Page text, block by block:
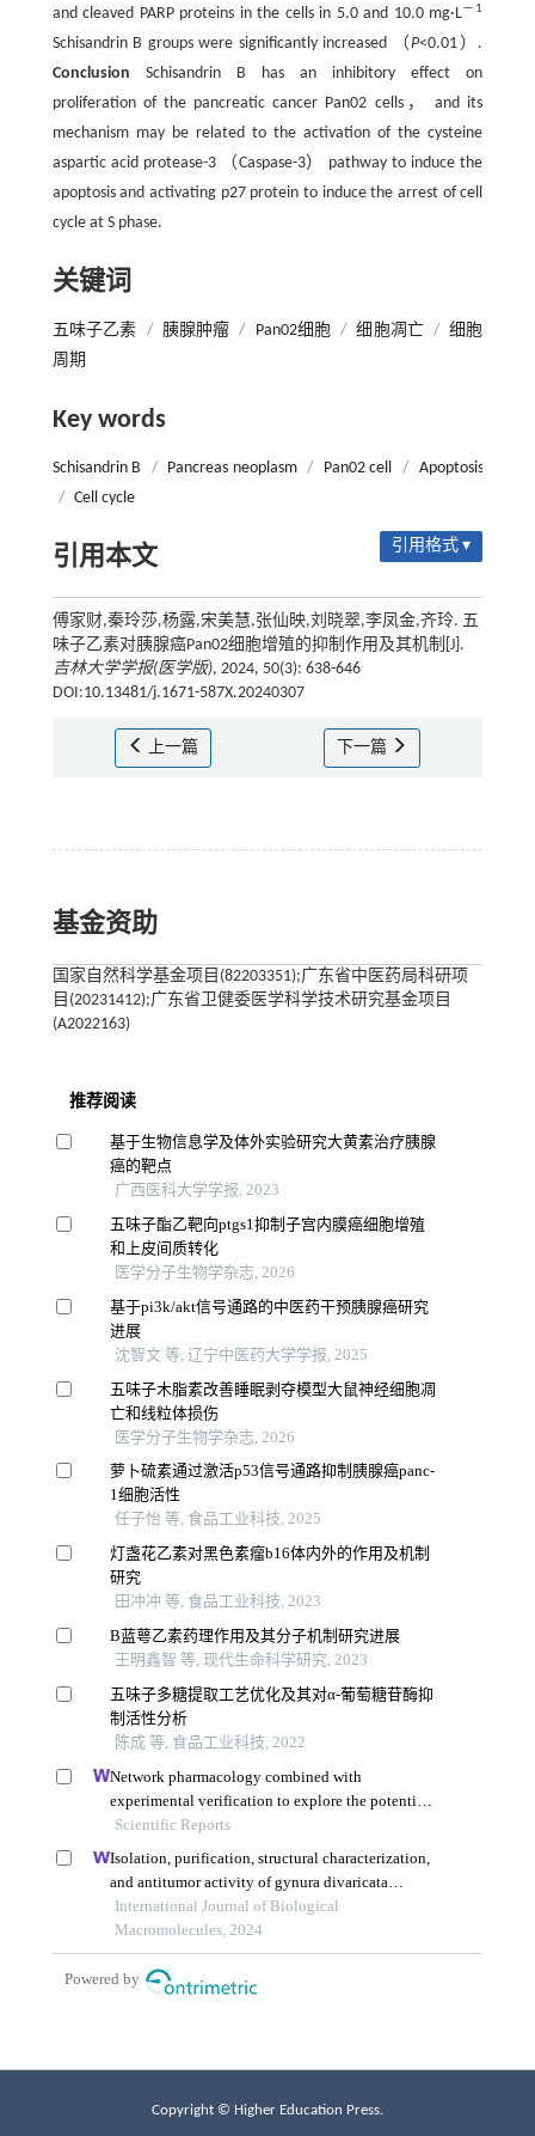
and cleaved PARP proteins in the cells in 5.0 and 10.0 mg·L－1
Schisandrin B groups were significantly increased （P<0.01）.
Conclusion Schisandrin B has an inhibitory effect on
proliferation of the pancreatic cancer Pan02 cells， and its
mechanism may be related to the activation of the cysteine
aspartic acid protease-3 （Caspase-3） pathway to induce the
apoptosis and activating p27 protein to induce the arrest of cell
cycle at S phase.
关键词
五味子乙素 / 胰腺肿瘤 / Pan02细胞 / 细胞凋亡 / 细胞
周期
Key words
Schisandrin B / Pancreas neoplasm / Pan02 cell /
Apoptosis
/ Cell cycle
引用本文 引用格式 ▾
傅家财,秦玲莎,杨露,宋美慧,张仙映,刘晓翠,李凤金,齐玲. 五
味子乙素对胰腺癌Pan02细胞增殖的抑制作用及其机制[J].
吉林大学学报(医学版), 2024, 50(3): 638-646
DOI:10.13481/j.1671-587X.20240307
上一篇 下一篇
基金资助
国家自然科学基金项目(82203351);广东省中医药局科研项
目(20231412);广东省卫健委医学科学技术研究基金项目
(A2022163)
Copyright © Higher Education Press.